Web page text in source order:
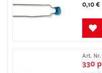
0,10 €
Art. Nr.
330